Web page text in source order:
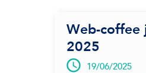
Web-coffee
2025
19/06/2025